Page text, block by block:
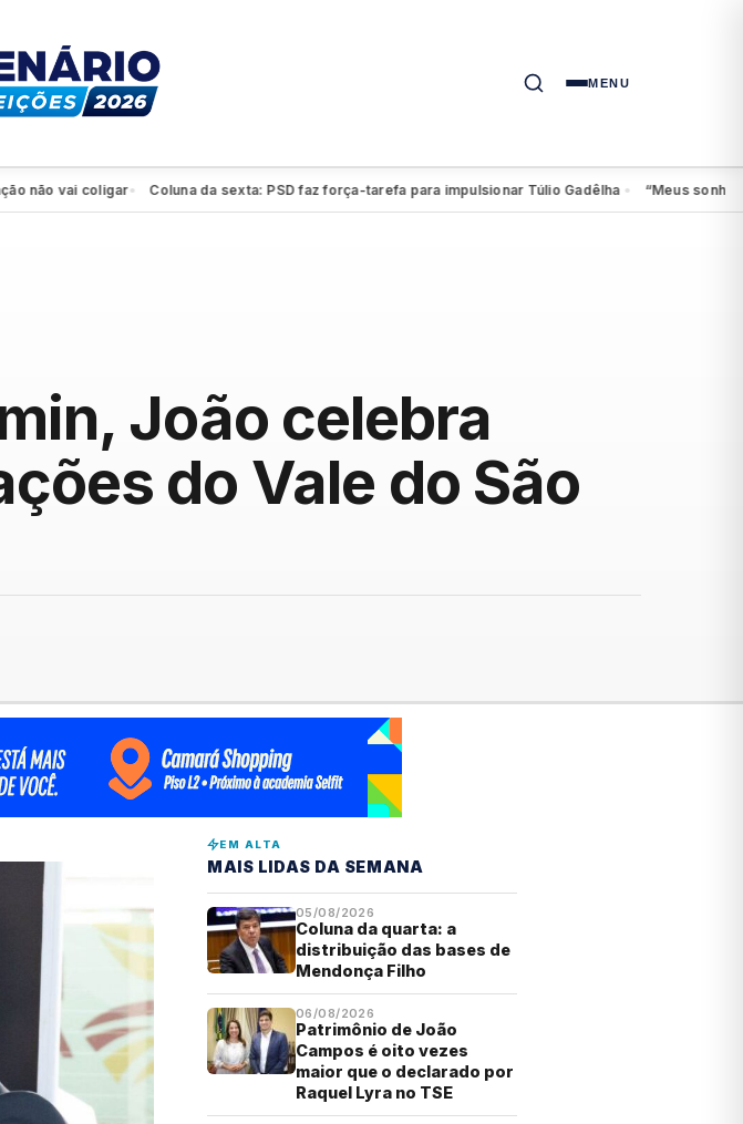
MENU
vai coligar ● Coluna da sexta: PSD faz força-tarefa para impulsionar Túlio Gadêlha● “Meus sonhos
João celebra
do Vale do São
EM ALTA
MAIS LIDAS DA SEMANA
05/08/2026
Coluna da quarta: a
distribuição das bases de
Mendonça Filho
06/08/2026
Patrimônio de João
Campos é oito vezes
maior que o declarado por
Raquel Lyra no TSE